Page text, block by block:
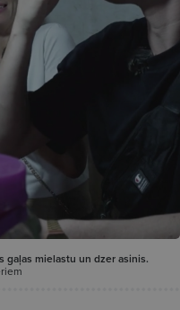
mielastu un dzer asinis.